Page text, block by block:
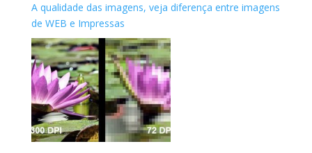
A qualidade das imagens, veja diferença entre imagens
de WEB e Impressas